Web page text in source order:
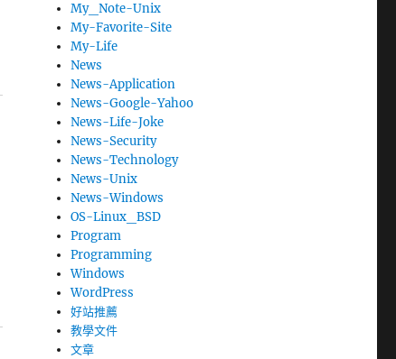
My_Note-Unix
My-Favorite-Site
My-Life
News
News-Application
News-Google-Yahoo
News-Life-Joke
News-Security
News-Technology
News-Unix
News-Windows
OS-Linux_BSD
Program
Programming
Windows
WordPress
好站推薦
教學文件
文章